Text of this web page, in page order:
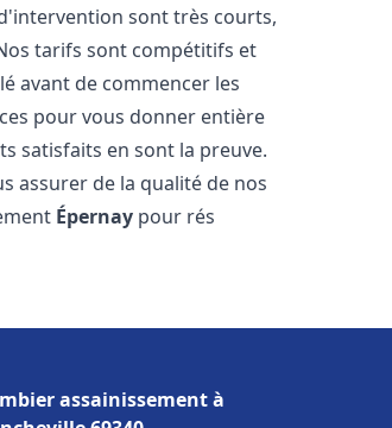
sont très courts,
tarifs sont compétitifs et
avant de commencer les
pour vous donner entière
satisfaits en sont la preuve.
assurer de la qualité de nos
Épernay pour rés
assainissement à